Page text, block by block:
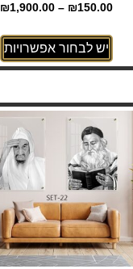
₪150.00
–
₪1,900.00
יש לבחור אפשרויות